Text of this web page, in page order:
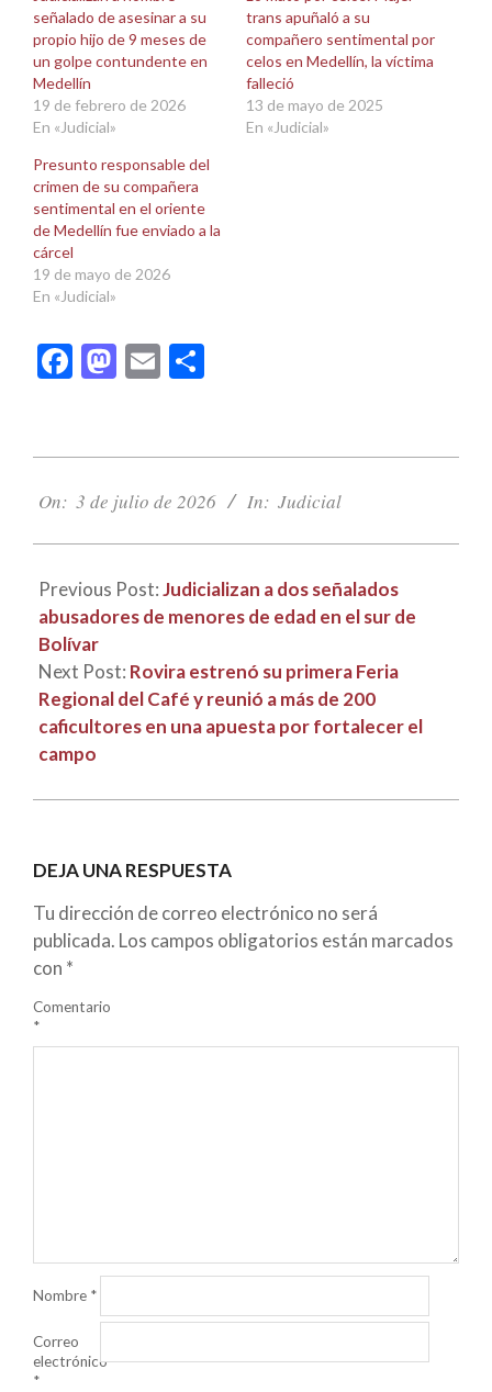
ventana
nueva)
ventana
nueva)
señalado de asesinar a su
propio hijo de 9 meses de
un golpe contundente en
Medellín
19 de febrero de 2026
En «Judicial»
trans apuñaló a su
compañero sentimental por
celos en Medellín, la víctima
falleció
13 de mayo de 2025
En «Judicial»
Presunto responsable del
crimen de su compañera
sentimental en el oriente
de Medellín fue enviado a la
cárcel
19 de mayo de 2026
En «Judicial»
Facebook
Mastodon
Email
07-
On: 3 de julio de 2026 In: Judicial
Previous Post:Judicializan a dos señalados
abusadores de menores de edad en el sur de
Bolívar
Next Post: Rovira estrenó su primera Feria
Regional del Café y reunió a más de 200
caficultores en una apuesta por fortalecer el
campo
DEJA UNA RESPUESTA
Tu dirección de correo electrónico no será
publicada. Los campos obligatorios están marcados
con *
Comentario
*
Nombre *
Correo
electrónico
*